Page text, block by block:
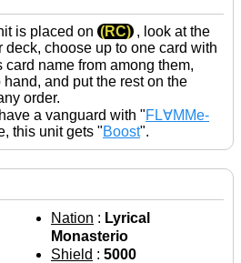
is placed on (RC) , look at the
deck, choose up to one card with
card name from among them,
and put the rest on the
order.
a vanguard with "FL∀MMe-
this unit gets "Boost".
Nation : Lyrical
Monasterio
Shield : 5000